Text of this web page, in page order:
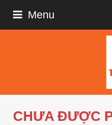
Menu
CHƯA ĐƯỢC